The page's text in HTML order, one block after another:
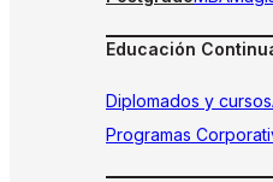
Educación
Diplomados y cursos
Programas